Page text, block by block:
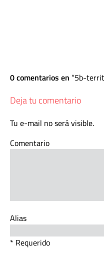
0 comentarios en 5b-
Deja tu comentario
Tu e-mail no será visible.
Comentario
Alias
* Requerido